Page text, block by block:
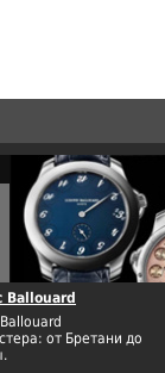
Ballouard
от Бретани до